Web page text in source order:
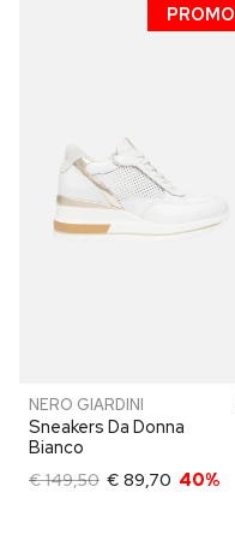
PROMO
NERO GIARDINI
Sneakers Da Donna
Bianco
€ 149,50 € 89,70 40%